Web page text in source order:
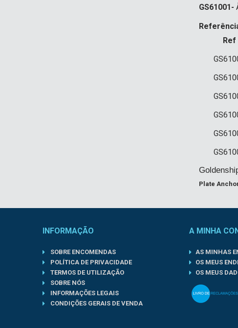
GS61001-
Ref
Plate
INFORMAÇÃO
SOBRE ENCOMENDAS
POLÍTICA DE PRIVACIDADE
TERMOS DE UTILIZAÇÃO
SOBRE NÓS
INFORMAÇÕES LEGAIS
CONDIÇÕES GERAIS DE VENDA
A MINHA
AS MINHAS
OS MEUS
OS MEUS